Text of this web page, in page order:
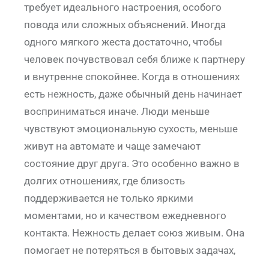
требует идеального настроения, особого
повода или сложных объяснений. Иногда
одного мягкого жеста достаточно, чтобы
человек почувствовал себя ближе к партнеру
и внутренне спокойнее. Когда в отношениях
есть нежность, даже обычный день начинает
восприниматься иначе. Люди меньше
чувствуют эмоциональную сухость, меньше
живут на автомате и чаще замечают
состояние друг друга. Это особенно важно в
долгих отношениях, где близость
поддерживается не только яркими
моментами, но и качеством ежедневного
контакта. Нежность делает союз живым. Она
помогает не потеряться в бытовых задачах,